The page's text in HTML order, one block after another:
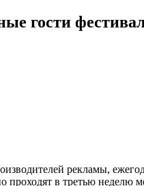
гости
рекламы,
в третью неделю